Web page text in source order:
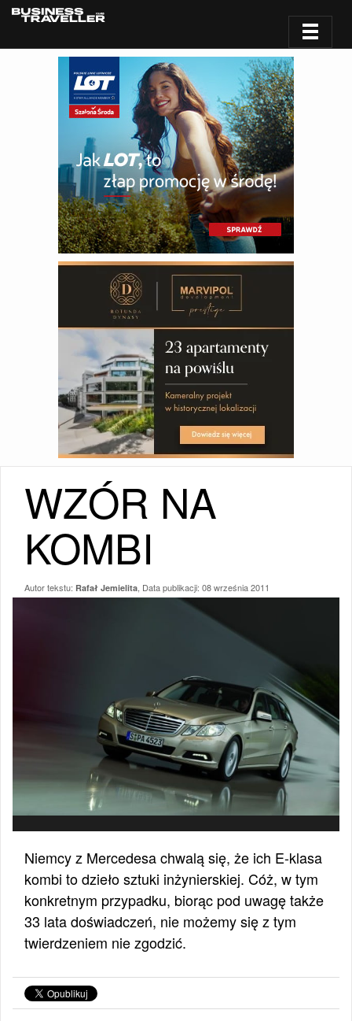
WZÓR NA
KOMBI
Autor tekstu: Rafał Jemielita , Data publikacji: 08 września 2011
Niemcy z Mercedesa chwalą się, że ich E-klasa
kombi to dzieło sztuki inżynierskiej. Cóż, w tym
konkretnym przypadku, biorąc pod uwagę także
33 lata doświadczeń, nie możemy się z tym
twierdzeniem nie zgodzić.